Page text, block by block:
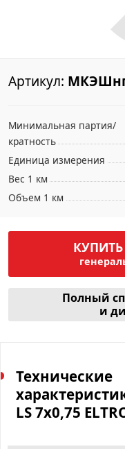
Артикул:
Минимальная партия/
кратность
Единица измерения
Вес 1 км
Объем 1 км
Полный
и
Технические
LS 7х0,75